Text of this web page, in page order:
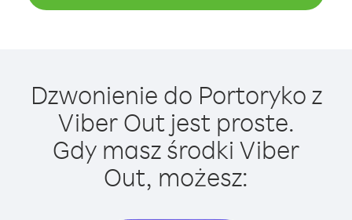
Dzwonienie do Portoryko z
Viber Out jest proste.
Gdy masz środki Viber
Out, możesz: